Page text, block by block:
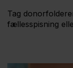
Tag
fællesspisning